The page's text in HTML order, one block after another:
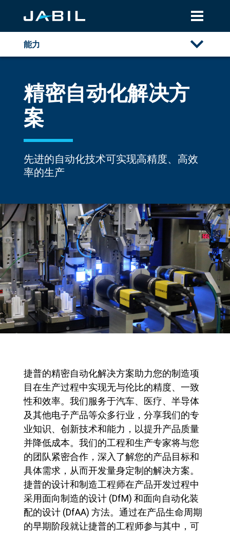
能力
自动化
精密自动化
定制精密自动化
半导体晶圆处理解决方案
资源库
电子
金属
塑料
捷普模塑学院
精密自动化解决方
案
先进的自动化技术可实现高精度、高效
率的生产
捷普的精密自动化解决方案助力您的制造项
目在生产过程中实现无与伦比的精度、一致
性和效率。我们服务于汽车、医疗、半导体
及其他电子产品等众多行业，分享我们的专
业知识、创新技术和能力，以提升产品质量
并降低成本。我们的工程和生产专家将与您
的团队紧密合作，深入了解您的产品目标和
具体需求，从而开发量身定制的解决方案。
捷普的设计和制造工程师在产品开发过程中
采用面向制造的设计 (DfM) 和面向自动化装
配的设计 (DfAA) 方法。通过在产品生命周期
的早期阶段就让捷普的工程师参与其中，可